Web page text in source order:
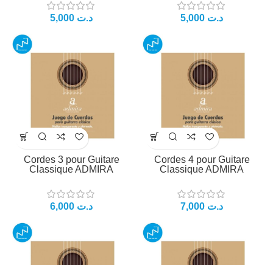
د.ت د.ت
Cordes 3 pour Guitare
Classique ADMIRA
د.ت
Cordes 4 pour Guitare
Classique ADMIRA
د.ت